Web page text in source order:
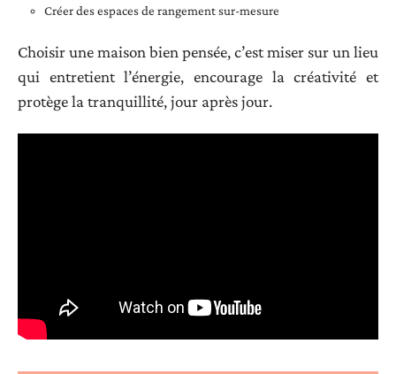
Créer des espaces de rangement sur-mesure
Choisir une maison bien pensée, c’est miser sur un lieu
qui entretient l’énergie, encourage la créativité et
protège la tranquillité, jour après jour.